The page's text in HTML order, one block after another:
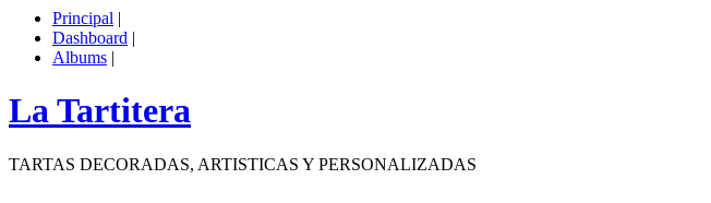
Principal |
Dashboard |
Albums |
La Tartitera
TARTAS DECORADAS, ARTISTICAS Y PERSONALIZADAS